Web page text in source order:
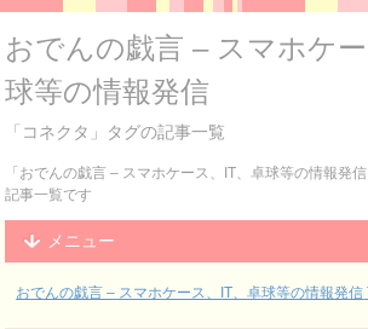
おでんの戯言 – スマホケ
球等の情報発信
「コネクタ」タグの記事一覧
「おでんの戯言 – スマホケース、IT、卓球等の情報発
記事一覧です
メニュー
おでんの戯言 – スマホケース、IT、卓球等の情報発信